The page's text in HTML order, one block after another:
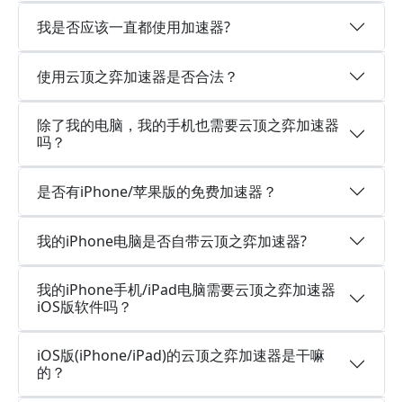
我是否应该一直都使用加速器?
使用云顶之弈加速器是否合法？
除了我的电脑，我的手机也需要云顶之弈加速器
吗？
是否有iPhone/苹果版的免费加速器？
我的iPhone电脑是否自带云顶之弈加速器?
我的iPhone手机/iPad电脑需要云顶之弈加速器
iOS版软件吗？
iOS版(iPhone/iPad)的云顶之弈加速器是干嘛
的？